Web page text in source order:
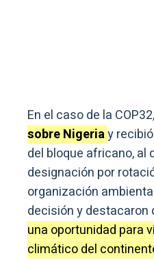
En el caso de la COP32,
sobre Nigeriay
del bloque africano, al
designación por
organización
decisión y destacaron
una oportunidad para
climático del